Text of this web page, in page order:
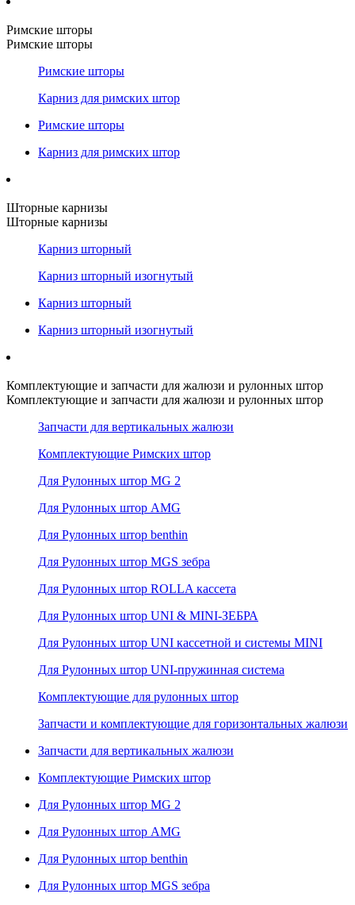
Римские шторы
Римские шторы
Римские шторы
Карниз для римских штор
Римские шторы
Карниз для римских штор
Шторные карнизы
Шторные карнизы
Карниз шторный
Карниз шторный изогнутый
Карниз шторный
Карниз шторный изогнутый
Комплектующие и запчасти для жалюзи и рулонных штор
Комплектующие и запчасти для жалюзи и рулонных штор
Запчасти для вертикальных жалюзи
Комплектующие Римских штор
Для Рулонных штор MG 2
Для Рулонных штор AMG
Для Рулонных штор benthin
Для Рулонных штор MGS зебра
Для Рулонных штор ROLLA кассета
Для Рулонных штор UNI & MINI-ЗЕБРА
Для Рулонных штор UNI кассетной и системы MINI
Для Рулонных штор UNI-пружинная система
Комплектующие для рулонных штор
Запчасти и комплектующие для горизонтальных жалюзи
Запчасти для вертикальных жалюзи
Комплектующие Римских штор
Для Рулонных штор MG 2
Для Рулонных штор AMG
Для Рулонных штор benthin
Для Рулонных штор MGS зебра